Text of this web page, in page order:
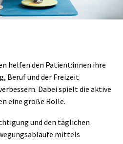
helfen den Patient:innen ihre
Beruf und der Freizeit
Dabei spielt die aktive
eine große Rolle.
und den täglichen
mittels